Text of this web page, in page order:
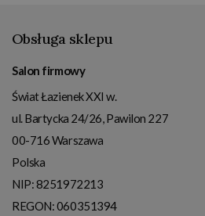
Obsługa sklepu
Salon firmowy
Świat Łazienek XXI w.
ul. Bartycka 24/26, Pawilon 227
00-716Warszawa
Polska
NIP:8251972213
REGON: 060351394